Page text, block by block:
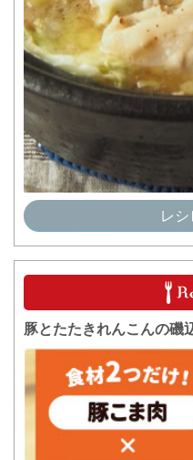
レ
豚とたたきれんこんの磯